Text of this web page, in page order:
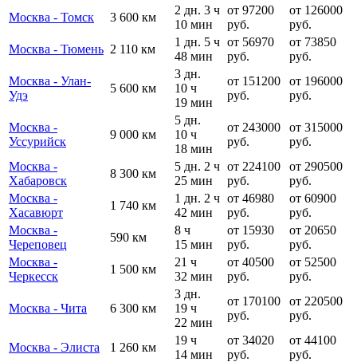
Москва - Томск
3 600 км
2 дн. 3 ч
10 мин
от 97200
руб.
от 126000
руб.
Москва - Тюмень 2 110 км
1 дн. 5 ч
48 мин
от 56970
руб.
от 73850
руб.
Москва - Улан-
Удэ
5 600 км
3 дн.
10 ч
19 мин
от 151200
руб.
от 196000
руб.
Москва -
Уссурийск
9 000 км
5 дн.
10 ч
18 мин
от 243000
руб.
от 315000
руб.
Москва -
Хабаровск
8 300 км
5 дн. 2 ч
25 мин
от 224100
руб.
от 290500
руб.
Москва -
Хасавюрт
1 740 км
1 дн. 2 ч
42 мин
от 46980
руб.
от 60900
руб.
Москва -
Череповец
590 км
8 ч
15 мин
от 15930
руб.
от 20650
руб.
Москва -
Черкесск
1 500 км
21 ч
32 мин
от 40500
руб.
от 52500
руб.
Москва - Чита 6 300 км
3 дн.
19 ч
22 мин
от 170100
руб.
от 220500
руб.
Москва - Элиста 1 260 км
19 ч
14 мин
от 34020
руб.
от 44100
руб.